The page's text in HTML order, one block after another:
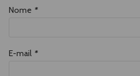
Nome *
E-mail *